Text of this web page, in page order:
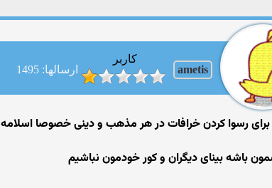
ametis
کاربر
ارسالها: 1495
برای رسوا کردن خرافات در هر مذهب و دینی خصوصا اسلامه
باشه بینای دیگران و کور خودمون نباشیم